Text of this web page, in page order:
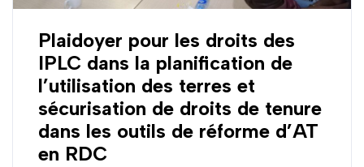
Plaidoyer pour les droits des
IPLC dans la planification de
l’utilisation des terres et
sécurisation de droits de tenure
dans les outils de réforme d’AT
en RDC